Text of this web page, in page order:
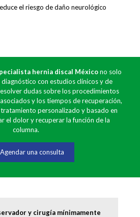
el riesgo de daño neurológico
hernia discal Méxicono solo
con estudios clínicos y de
dudas sobre los procedimientos
y los tiempos de recuperación,
personalizado y basado en
el dolor y recuperar la función de la
columna.
Agendar una consulta
y cirugía mínimamente